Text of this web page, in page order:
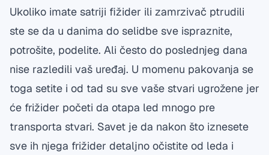
Ukoliko imate satriji fižider ili zamrzivač ptrudili
ste se da u danima do selidbe sve ispraznite,
potrošite, podelite. Ali često do poslednjeg dana
nise razledili vaš uređaj. U momenu pakovanja se
toga setite i od tad su sve vaše stvari ugrožene jer
će frižider početi da otapa led mnogo pre
transporta stvari. Savet je da nakon što iznesete
sve ih njega frižider detaljno očistite od leda i